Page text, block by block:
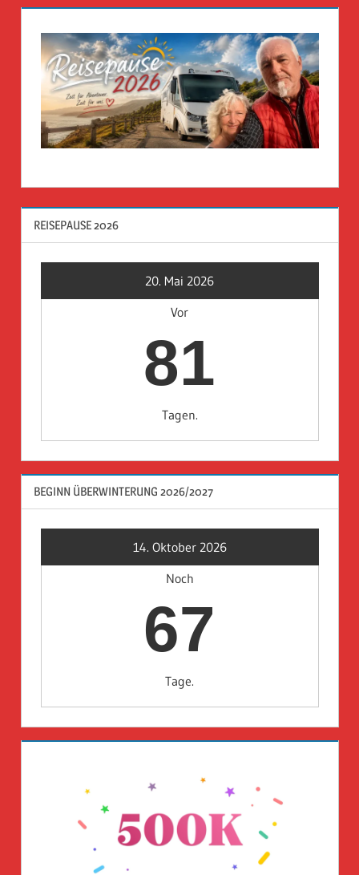
REISEPAUSE 2026
20. Mai 2026
Vor
81
Tagen.
BEGINN ÜBERWINTERUNG 2026/2027
14. Oktober 2026
Noch
67
Tage.